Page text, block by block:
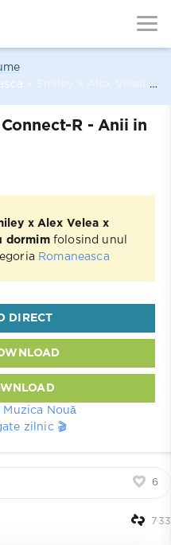
R - Anii in
x Alex Velea x
dormimfolosind unul
Romaneasca
DIRECT
Muzica Nouă
zilnic 🎬
6
733